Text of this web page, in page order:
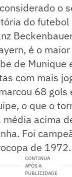
o
do futebol
é o
de Munique
com mais
68 gols
o que o
acima
Foi
de 1972.
CONTINUA
APÓS A
PUBLICIDADE